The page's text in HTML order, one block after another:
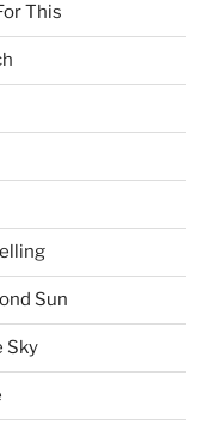
This
Sun
Sky